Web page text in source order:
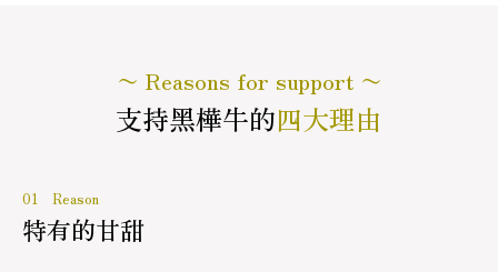
〜 Reasons for support 〜
支持黑樺牛的四大理由
01 Reason
特有的甘甜